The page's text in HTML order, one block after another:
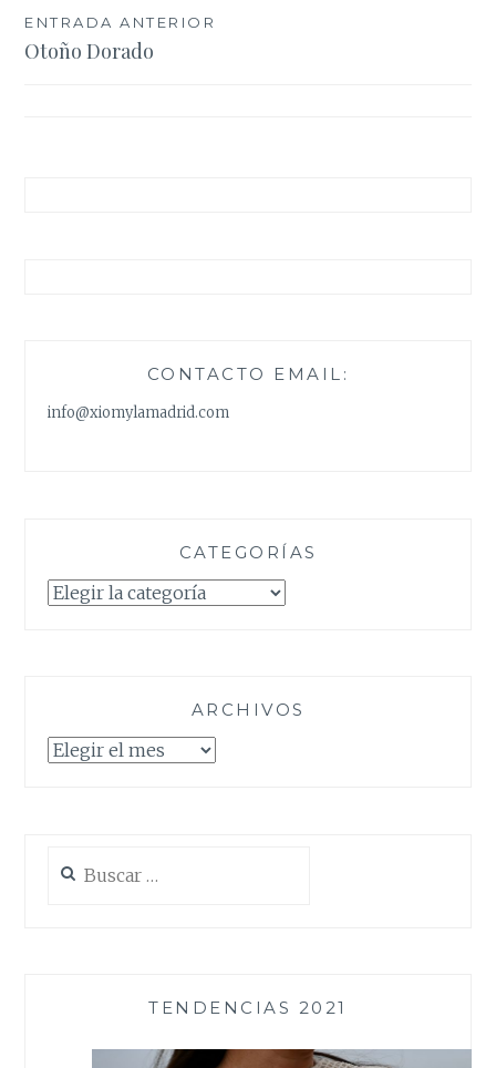
Navegación
de
ENTRADA ANTERIOR
Otoño Dorado
CONTACTO EMAIL:
info@xiomylamadrid.com
CATEGORÍAS
Categorías
ARCHIVOS
Archivos
TENDENCIAS 2021